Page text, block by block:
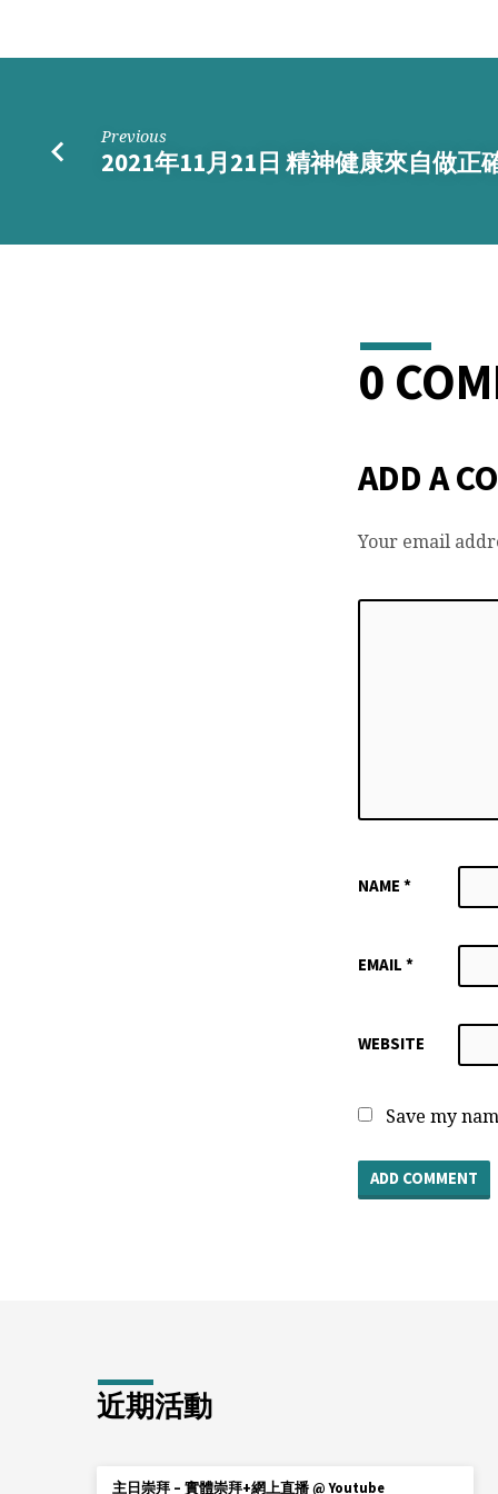
Previous
2021年11月21日 精神健康來自做正
0
ADD A
Your email
NAME *
EMAIL *
WEBSITE
Save my
近期活動
主日崇拜 – 實體崇拜+網上直播 @ Youtube